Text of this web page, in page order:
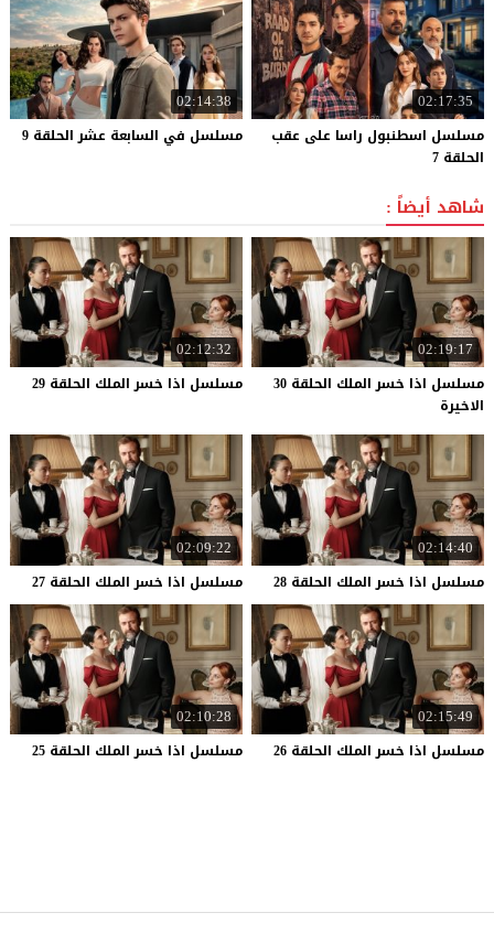
02:17:35
مسلسل اسطنبول راسا على عقب
الحلقة 7
02:14:38
مسلسل في السابعة عشر الحلقة 9
شاهد أيضاً :
02:19:17
مسلسل اذا خسر الملك الحلقة 30
الاخيرة
02:12:32
مسلسل اذا خسر الملك الحلقة 29
02:14:40
مسلسل اذا خسر الملك الحلقة 28
02:09:22
مسلسل اذا خسر الملك الحلقة 27
02:15:49
مسلسل اذا خسر الملك الحلقة 26
02:10:28
مسلسل اذا خسر الملك الحلقة 25